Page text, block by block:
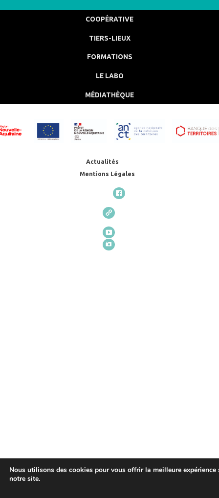
COOPÉRATIVE
TIERS-LIEUX
FORMATIONS
LE LABO
MÉDIATHÈQUE
Actualités
Mentions Légales
Nous utilisons des cookies pour vous offrir la meilleure expérience
notre site.